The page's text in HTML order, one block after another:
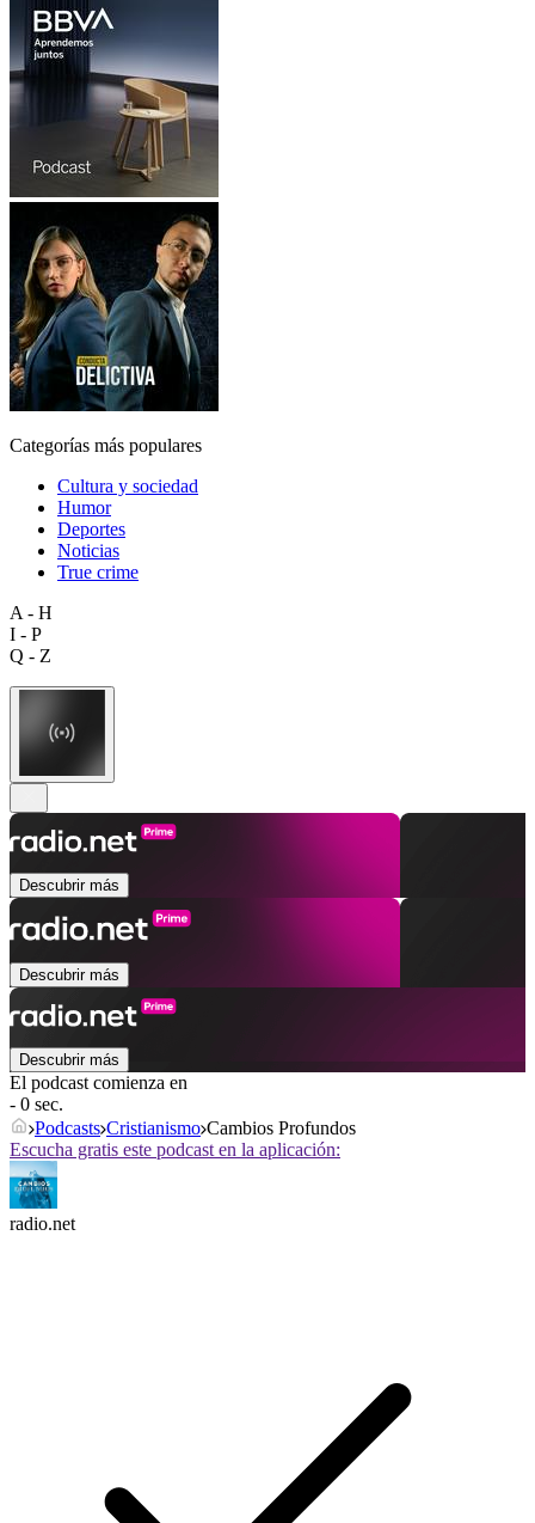
Categorías más populares
Cultura y sociedad
Humor
Deportes
Noticias
True crime
A - H
I - P
Q - Z
Descubrir más
Descubrir más
Descubrir más
El podcast comienza en
- 0 sec.
Podcasts Cristianismo Cambios Profundos
Escucha gratis este podcast en la aplicación:
radio.net